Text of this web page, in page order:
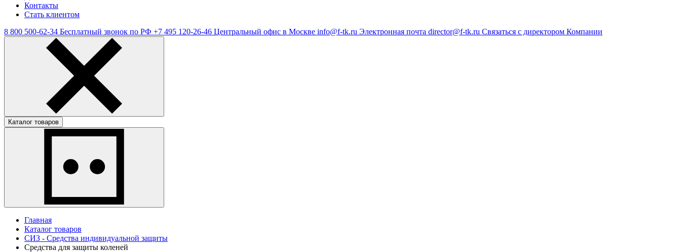
Контакты
Стать клиентом
8 800 500-62-34 Бесплатный звонок по РФ +7 495 120-26-46 Центральный офис в Москве info@f-tk.ru Электронная почта director@f-tk.ru Связаться с директором Компании
Каталог товаров
Главная
Каталог товаров
СИЗ - Средства индивидуальной защиты
Средства для защиты коленей